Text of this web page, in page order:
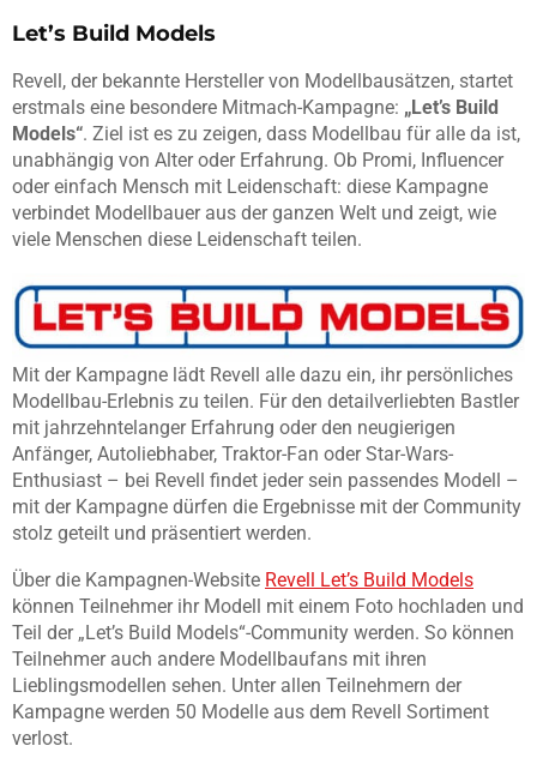
Let’s Build Models
Revell, der bekannte Hersteller von Modellbausätzen, startet
erstmals eine besondere Mitmach-Kampagne: „Let’s Build
Models“. Ziel ist es zu zeigen, dass Modellbau für alle da ist,
unabhängig von Alter oder Erfahrung. Ob Promi, Influencer
oder einfach Mensch mit Leidenschaft: diese Kampagne
verbindet Modellbauer aus der ganzen Welt und zeigt, wie
viele Menschen diese Leidenschaft teilen.
Mit der Kampagne lädt Revell alle dazu ein, ihr persönliches
Modellbau-Erlebnis zu teilen. Für den detailverliebten Bastler
mit jahrzehntelanger Erfahrung oder den neugierigen
Anfänger, Autoliebhaber, Traktor-Fan oder Star-Wars-
Enthusiast – bei Revell findet jeder sein passendes Modell –
mit der Kampagne dürfen die Ergebnisse mit der Community
stolz geteilt und präsentiert werden.
Über die Kampagnen-Website Revell Let’s Build Models
können Teilnehmer ihr Modell mit einem Foto hochladen und
Teil der „Let’s Build Models“-Community werden. So können
Teilnehmer auch andere Modellbaufans mit ihren
Lieblingsmodellen sehen. Unter allen Teilnehmern der
Kampagne werden 50 Modelle aus dem Revell Sortiment
verlost.